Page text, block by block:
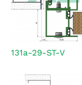
131a-29-ST-V